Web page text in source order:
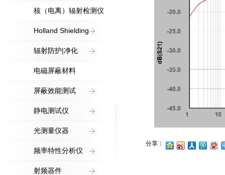
核（电离）辐射检测仪
Holland Shielding
辐射防护|净化
电磁屏蔽材料
屏蔽效能测试
静电测试仪
光测量仪器
频率特性分析仪
射频器件
分享：